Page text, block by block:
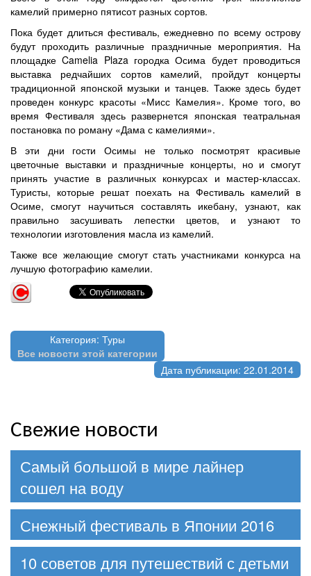
камелий примерно пятисот разных сортов.
Пока будет длиться фестиваль, ежедневно по всему острову
будут проходить различные праздничные мероприятия. На
площадке Camelia Plaza городка Осима будет проводиться
выставка редчайших сортов камелий, пройдут концерты
традиционной японской музыки и танцев. Также здесь будет
проведен конкурс красоты «Мисс Камелия». Кроме того, во
время Фестиваля здесь развернется японская театральная
постановка по роману «Дама с камелиями».
В эти дни гости Осимы не только посмотрят красивые
цветочные выставки и праздничные концерты, но и смогут
принять участие в различных конкурсах и мастер-классах.
Туристы, которые решат поехать на Фестиваль камелий в
Осиме, смогут научиться составлять икебану, узнают, как
правильно засушивать лепестки цветов, и узнают то
технологии изготовления масла из камелий.
Также все желающие смогут стать участниками конкурса на
лучшую фотографию камелии.
Категория: Туры
Все новости этой категории
Дата публикации: 22.01.2014
Свежие новости
Самый большой в мире лайнер
сошел на воду
Снежный фестиваль в Японии 2016
10 советов для путешествий с детьми